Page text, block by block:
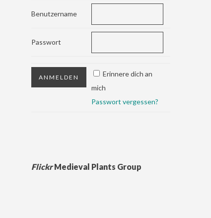
Benutzername
Passwort
Erinnere dich an
mich
Passwort vergessen?
FlickrMedieval Plants Group